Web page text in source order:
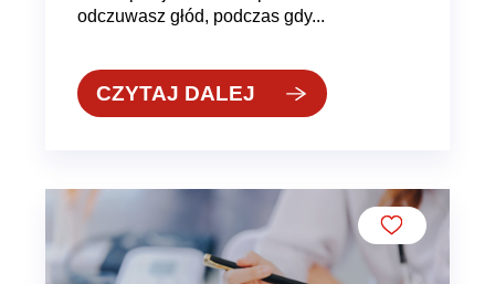
odczuwasz głód, podczas gdy...
CZYTAJ DALEJ